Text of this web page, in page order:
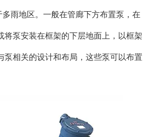
雨地区。一般在管廊下方布置泵，在
将泵安装在框架的下层地面上，以框架
泵相关的设计和布局，这些泵可以布置